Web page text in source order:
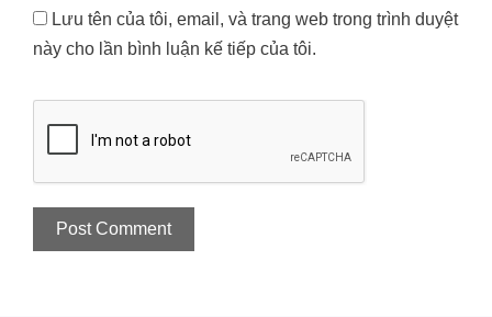
Lưu tên của tôi, email, và trang web trong trình duyệt
này cho lần bình luận kế tiếp của tôi.